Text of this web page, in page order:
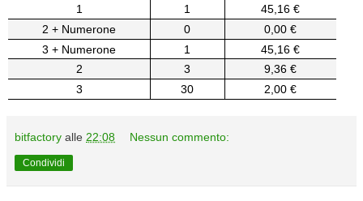
1
1
45,16 €
2 + Numerone
0
0,00 €
3 + Numerone
1
45,16 €
2
3
9,36 €
3
30 2,00 €
bitfactory alle 22:08 Nessun commento:
Condividi